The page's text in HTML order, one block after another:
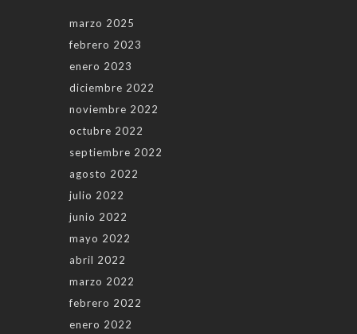
marzo 2025
febrero 2023
enero 2023
diciembre 2022
noviembre 2022
octubre 2022
septiembre 2022
agosto 2022
julio 2022
junio 2022
mayo 2022
abril 2022
marzo 2022
febrero 2022
enero 2022